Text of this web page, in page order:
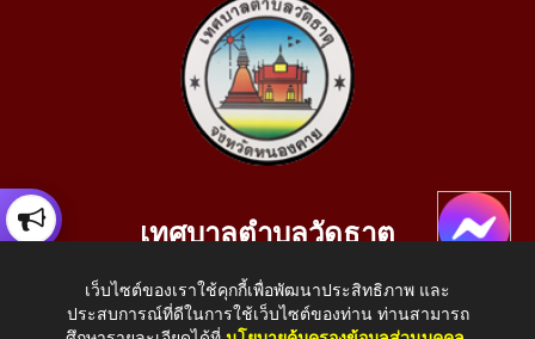
เทศบาลตำบลวัดธาตุ
อ.เมือง จ.หนองคาย 43000
โทรศัพท์: 042-414758 โทรสาร: 042-414759
เว็บไซต์ของเราใช้คุกกี้เพื่อพัฒนาประสิทธิภาพ และ
ประสบการณ์ที่ดีในการใช้เว็บไซต์ของท่าน ท่านสามารถ